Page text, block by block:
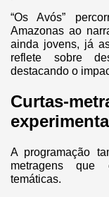
“Os Avós”
Amazonas ao
ainda jovens, já
reflete sobre
destacando o
A programação
metragens que
temáticas.